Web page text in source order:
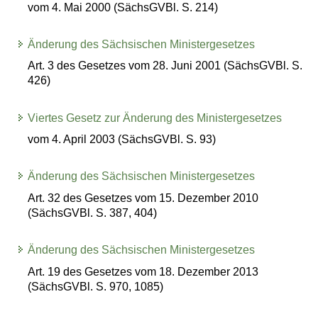
vom 4. Mai 2000 (SächsGVBl. S. 214)
Änderung des Sächsischen Ministergesetzes
Art. 3 des Gesetzes vom 28. Juni 2001 (SächsGVBl. S.
426)
Viertes Gesetz zur Änderung des Ministergesetzes
vom 4. April 2003 (SächsGVBl. S. 93)
Änderung des Sächsischen Ministergesetzes
Art. 32 des Gesetzes vom 15. Dezember 2010
(SächsGVBl. S. 387, 404)
Änderung des Sächsischen Ministergesetzes
Art. 19 des Gesetzes vom 18. Dezember 2013
(SächsGVBl. S. 970, 1085)